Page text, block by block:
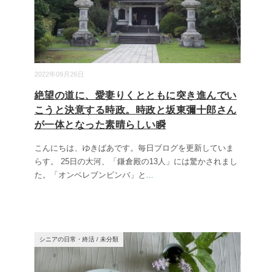
2022年09月26日
絶望の道に、愛妻りくとともに突き進んでい
こうと決意する時政。時政と坂東彌十郎さん
が一体となった素晴らしい瞬
こんにちは、ゆきばあです。毎日ブログを更新していま
らす。 25日の大河、「鎌倉殿の13人」には驚かされまし
た。「オンベレブンビンバ」と ...
シニアの日常・終活 / 未分類